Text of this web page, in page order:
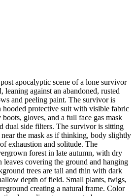
apocalyptic scene of a lone survivor
leaning against an abandoned, rusted
and peeling paint. The survivor is
hooded protective suit with visible fabric
gloves, and a full face gas mask
dual side filters. The survivor is sitting
the mask as if thinking, body slightly
exhaustion and solitude. The
forest in late autumn, with dry
leaves covering the ground and hanging
trees are tall and thin with dark
depth of field. Small plants, twigs,
creating a natural frame. Color